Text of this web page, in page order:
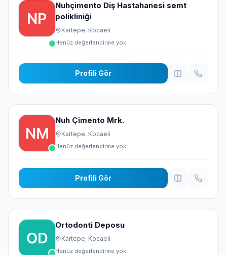
Nuhçimento Diş Hastahanesi semt
polikliniği
Kartepe, Kocaeli
Henüz değerlendirme yok
Profili Gör
Nuh Çimento Mrk.
Kartepe, Kocaeli
Henüz değerlendirme yok
Profili Gör
Ortodonti Deposu
Kartepe, Kocaeli
Henüz değerlendirme yok